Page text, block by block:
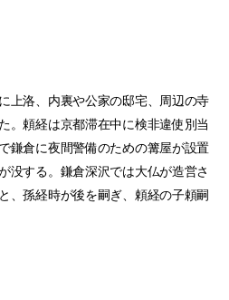
上洛、内裏や公家の邸宅、周辺の寺
。頼経は京都滞在中に検非違使別当
鎌倉に夜間警備のための篝屋が設置
没する。鎌倉深沢では大仏が造営さ
、孫経時が後を嗣ぎ、頼経の子頼嗣